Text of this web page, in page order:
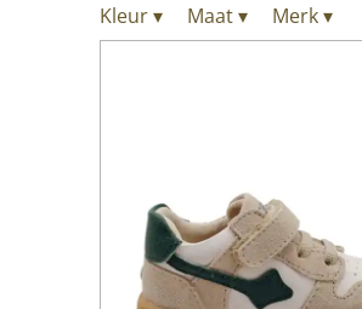
Kleur▾ Maat▾ Merk▾